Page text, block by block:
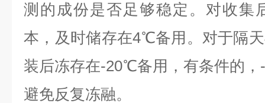
测的成份是否足够稳定。对收集
本，及时储存在4℃备用。对于隔
装后冻存在-20℃备用，有条件的
避免反复冻融。